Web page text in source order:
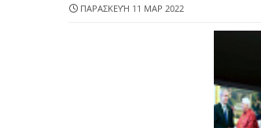
ΠΑΡΑΣΚΕΥΉ 11 ΜΑΡ 2022